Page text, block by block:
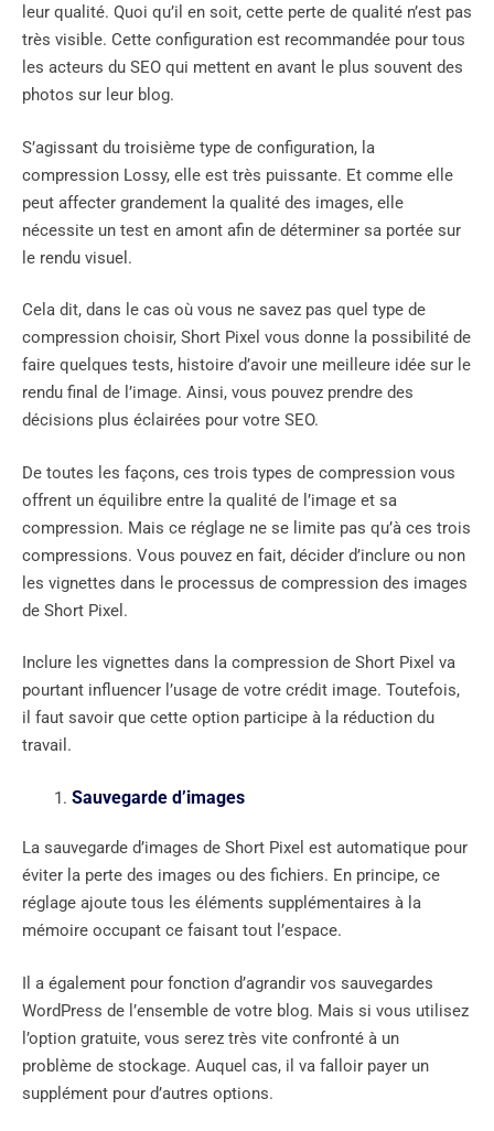
leur qualité. Quoi qu’il en soit, cette perte de qualité n’est pas
très visible. Cette configuration est recommandée pour tous
les acteurs du SEO qui mettent en avant le plus souvent des
photos sur leur blog.
S’agissant du troisième type de configuration, la
compression Lossy, elle est très puissante. Et comme elle
peut affecter grandement la qualité des images, elle
nécessite un test en amont afin de déterminer sa portée sur
le rendu visuel.
Cela dit, dans le cas où vous ne savez pas quel type de
compression choisir, Short Pixel vous donne la possibilité de
faire quelques tests, histoire d’avoir une meilleure idée sur le
rendu final de l’image. Ainsi, vous pouvez prendre des
décisions plus éclairées pour votre SEO.
De toutes les façons, ces trois types de compression vous
offrent un équilibre entre la qualité de l’image et sa
compression. Mais ce réglage ne se limite pas qu’à ces trois
compressions. Vous pouvez en fait, décider d’inclure ou non
les vignettes dans le processus de compression des images
de Short Pixel.
Inclure les vignettes dans la compression de Short Pixel va
pourtant influencer l’usage de votre crédit image. Toutefois,
il faut savoir que cette option participe à la réduction du
travail.
Sauvegarde d’images
La sauvegarde d’images de Short Pixel est automatique pour
éviter la perte des images ou des fichiers. En principe, ce
réglage ajoute tous les éléments supplémentaires à la
mémoire occupant ce faisant tout l’espace.
Il a également pour fonction d’agrandir vos sauvegardes
WordPress de l’ensemble de votre blog. Mais si vous utilisez
l’option gratuite, vous serez très vite confronté à un
problème de stockage. Auquel cas, il va falloir payer un
supplément pour d’autres options.